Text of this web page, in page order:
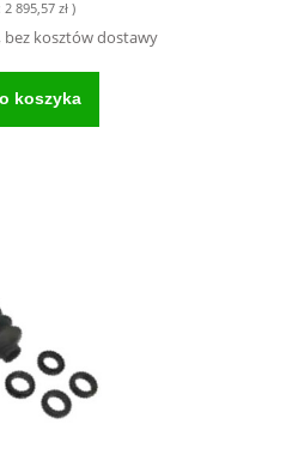
2 895,57 zł )
bez kosztów dostawy
koszyka